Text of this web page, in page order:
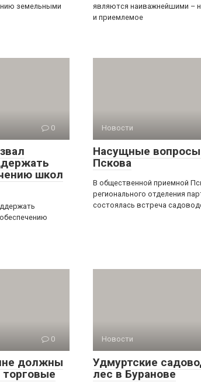
земельными
являются наиважнейшими –
и приемлемое
0
школ
Новости
Насущные
Пскова
В общественной приемной
регионального отделения
состоялась встреча
0
должны
торговые
Новости
Удмуртские
лес в Буранове